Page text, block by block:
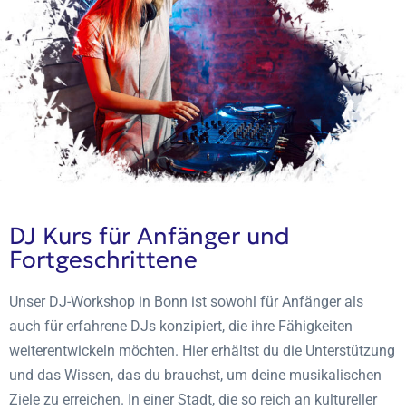
DJ Kurs für Anfänger und
Fortgeschrittene
Unser DJ-Workshop in Bonn ist sowohl für Anfänger als
auch für erfahrene DJs konzipiert, die ihre Fähigkeiten
weiterentwickeln möchten. Hier erhältst du die Unterstützung
und das Wissen, das du brauchst, um deine musikalischen
Ziele zu erreichen. In einer Stadt, die so reich an kultureller